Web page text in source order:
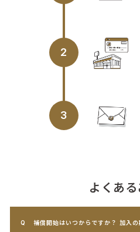
2
3
よくある
補償開始はいつからですか？ 加入の